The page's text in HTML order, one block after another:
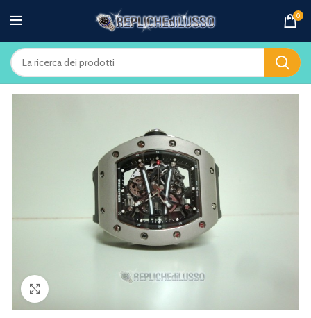
0